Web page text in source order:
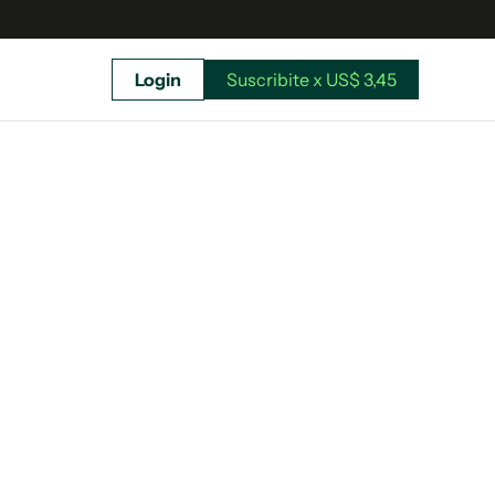
Login Suscribite x US$ 3,45